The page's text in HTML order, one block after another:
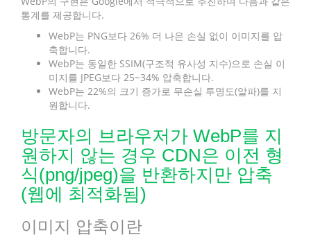
통계를 제공합니다.
WebP는 PNG보다 26% 더 나은 손실 없이 이미지를 압
축합니다.
WebP는 동일한 SSIM(구조적 유사성 지수)으로 손실 이
미지를 JPEG보다 25~34% 압축합니다.
WebP는 22%의 크기 증가로 무손실 투명도(알파)를 지
원합니다.
방문자의 브라우저가 WebP를 지
원하지 않는 경우 CDN은 이전 형
식(png/jpeg)을 반환하지만 압축
(웹에 최적화됨)
이미지 압축이란